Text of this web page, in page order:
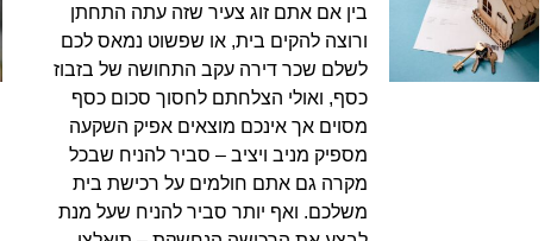
בין אם אתם זוג צעיר שזה עתה התחתן
ורוצה להקים בית, או שפשוט נמאס לכם
לשלם שכר דירה עקב התחושה של בזבוז
כסף, ואולי הצלחתם לחסוך סכום כסף
מסוים אך אינכם מוצאים אפיק השקעה
מספיק מניב ויציב – סביר להניח שבכל
מקרה גם אתם חולמים על רכישת בית
משלכם. ואף יותר סביר להניח שעל מנת